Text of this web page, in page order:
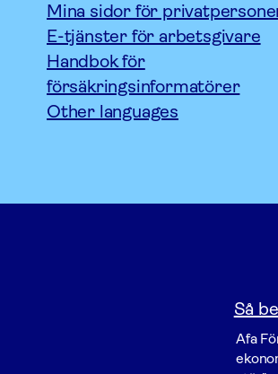
Mina sidor för
E-tjänster för arbetsgivare
Handbok för
försäkringsinformatörer
Other languages
Så
Afa